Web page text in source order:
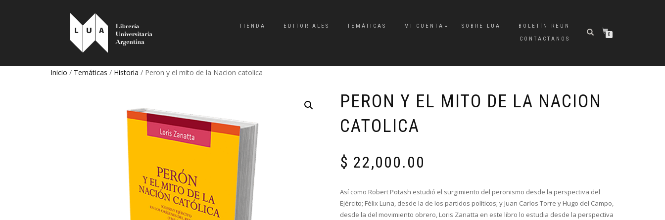
TIENDA EDITORIALES TEMÁTICAS MI CUENTA SOBRE LUA
BOLETÍN REUN
CONTACTANOS
0
Inicio / Temáticas / Historia / Peron y el mito de la Nacion catolica
PERON Y EL MITO DE LA NACION
CATOLICA
$ 22,000.00
Así como Robert Potash estudió el surgimiento del peronismo desde la perspectiva del
Ejército; Félix Luna, desde la de los partidos políticos; y Juan Carlos Torre y Hugo del Campo,
desde la del movimiento obrero, Loris Zanatta en este libro lo estudia desde la perspectiva